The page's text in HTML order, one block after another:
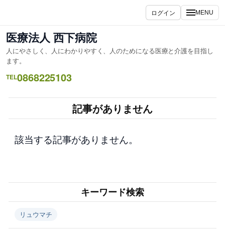
を
ス
キ
ッ
プ
ログイン MENU
医療法人 西下病院
人にやさしく、人にわかりやすく、人のためになる医療と介護を目指し
ます。
TEL0868225103
記事がありません
該当する記事がありません。
キーワード検索
リュウマチ